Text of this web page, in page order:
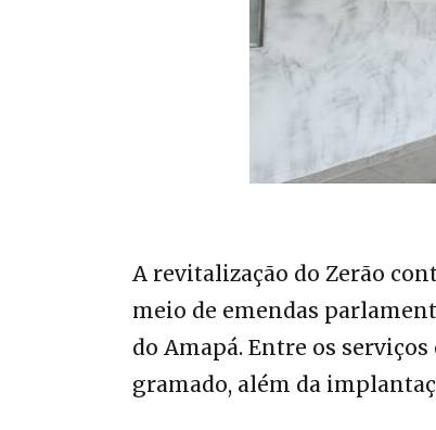
A revitalização do Zerão
meio de emendas
do Amapá. Entre os
gramado, além da